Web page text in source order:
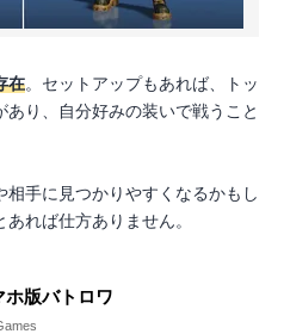
在。セットアップもあれば、トッ
り、自分好みの装いで戦うこと
手に見つかりやすくなるかもし
れば仕方ありません。
版バトロワ